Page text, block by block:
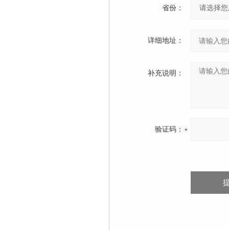
省份：
详细地址：
补充说明：
验证码：